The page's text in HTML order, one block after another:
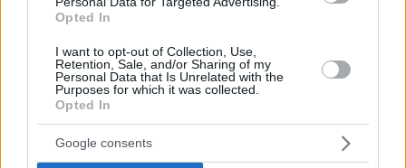
Opted In
I want to opt-out of Collection, Use,
Retention, Sale, and/or Sharing of my
Personal Data that Is Unrelated with the
Purposes for which it was collected.
Opted In
Google consents